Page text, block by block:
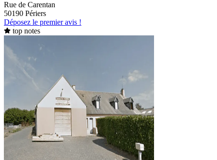
Rue de Carentan
50190 Périers
Déposez le premier avis !
top notes